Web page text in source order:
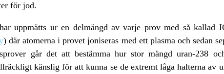
för jod.
uppmätts ur en delmängd av varje prov med så kallad
) där atomerna i provet joniseras med ett plasma och sedan
går det att bestämma hur stor mängd uran-238
känslig för att kunna se de extremt låga halterna av